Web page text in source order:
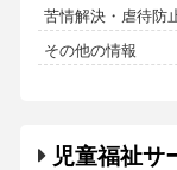
苦情解決・虐待防
その他の情報
児童福祉サ